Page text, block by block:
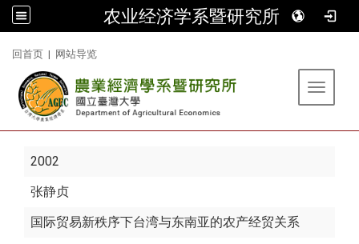
农业经济学系暨研究所
回首页 | 网站导览
Toggle
2002
张静贞
国际贸易新秩序下台湾与东南亚的农产经贸关系